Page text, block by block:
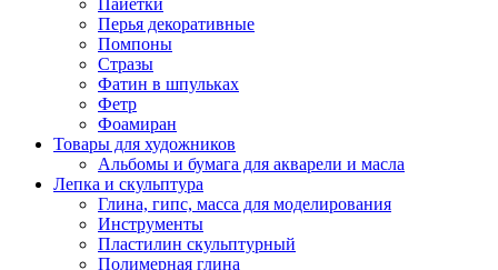
Пайетки
Перья декоративные
Помпоны
Стразы
Фатин в шпульках
Фетр
Фоамиран
Товары для художников
Альбомы и бумага для акварели и масла
Лепка и скульптура
Глина, гипс, масса для моделирования
Инструменты
Пластилин скульптурный
Полимерная глина